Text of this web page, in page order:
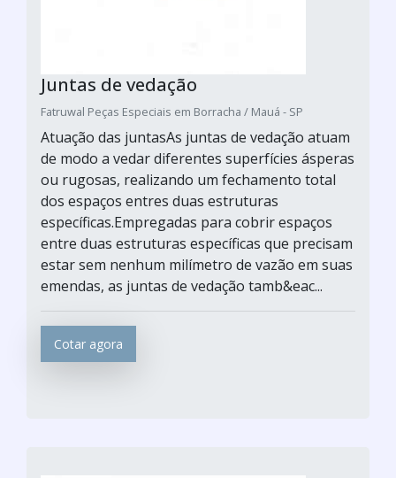
Juntas de vedação
Fatruwal Peças Especiais em Borracha / Mauá - SP
Atuação das juntasAs juntas de vedação atuam
de modo a vedar diferentes superfícies ásperas
ou rugosas, realizando um fechamento total
dos espaços entres duas estruturas
específicas.Empregadas para cobrir espaços
entre duas estruturas específicas que precisam
estar sem nenhum milímetro de vazão em suas
emendas, as juntas de vedação tamb&eac...
Cotar agora